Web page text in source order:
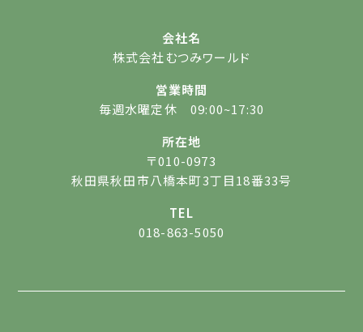
会社名
株式会社むつみワールド
営業時間
毎週水曜定休 09:00~17:30
所在地
〒010-0973
秋田県秋田市八橋本町3丁目18番33号
TEL
018-863-5050